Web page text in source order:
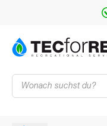
Products
search